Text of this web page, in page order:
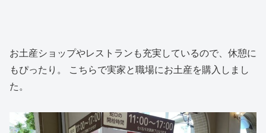
お土産ショップやレストランも充実しているので、休憩に
もぴったり。 こちらで実家と職場にお土産を購入しまし
た。